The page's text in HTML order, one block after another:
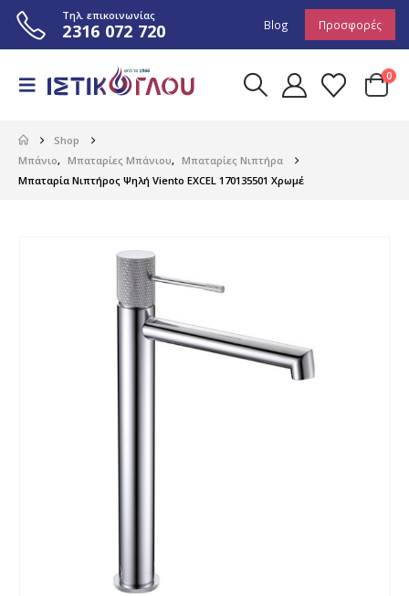
Τηλ. επικοινωνίας
2316 072 720 Blog Προσφορές
0
Shop
Μπάνιο, Μπαταρίες Μπάνιου, Μπαταρίες Νιπτήρα
Μπαταρία Νιπτήρος Ψηλή Viento EXCEL 170135501 Χρωμέ